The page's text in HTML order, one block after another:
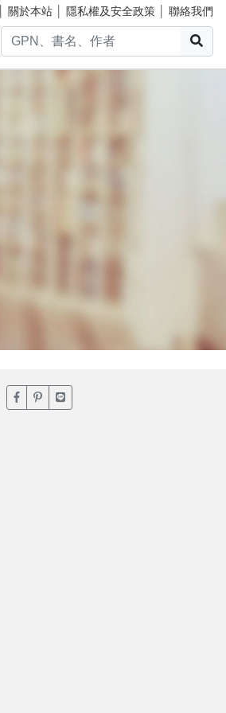
關於本站 隱私權及安全政策 聯絡我們
臉書分享(另開新視窗)
噗浪分享(另開新視窗)
Line分享(另開新視窗)